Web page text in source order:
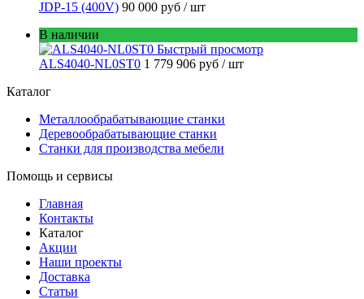
JDP-15 (400V) 90 000 руб / шт
В наличии
Быстрый просмотр
ALS4040-NL0ST0 1 779 906 руб / шт
Каталог
Металлообрабатывающие станки
Деревообрабатывающие станки
Станки для производства мебели
Помощь и сервисы
Главная
Контакты
Каталог
Акции
Наши проекты
Доставка
Статьи